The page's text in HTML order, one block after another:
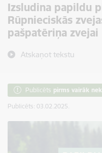
Izsludina papildu
Rūpnieciskās
pašpatēriņa zvejai
Atskaņot tekstu
Publicēts pirms vairāk
Publicēts: 03.02.2025.